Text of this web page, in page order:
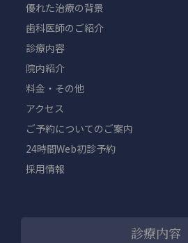
優れた治療の背景
歯科医師のご紹介
診療内容
院内紹介
料金・その他
アクセス
ご予約についてのご案内
24時間Web初診予約
採用情報
診療内容